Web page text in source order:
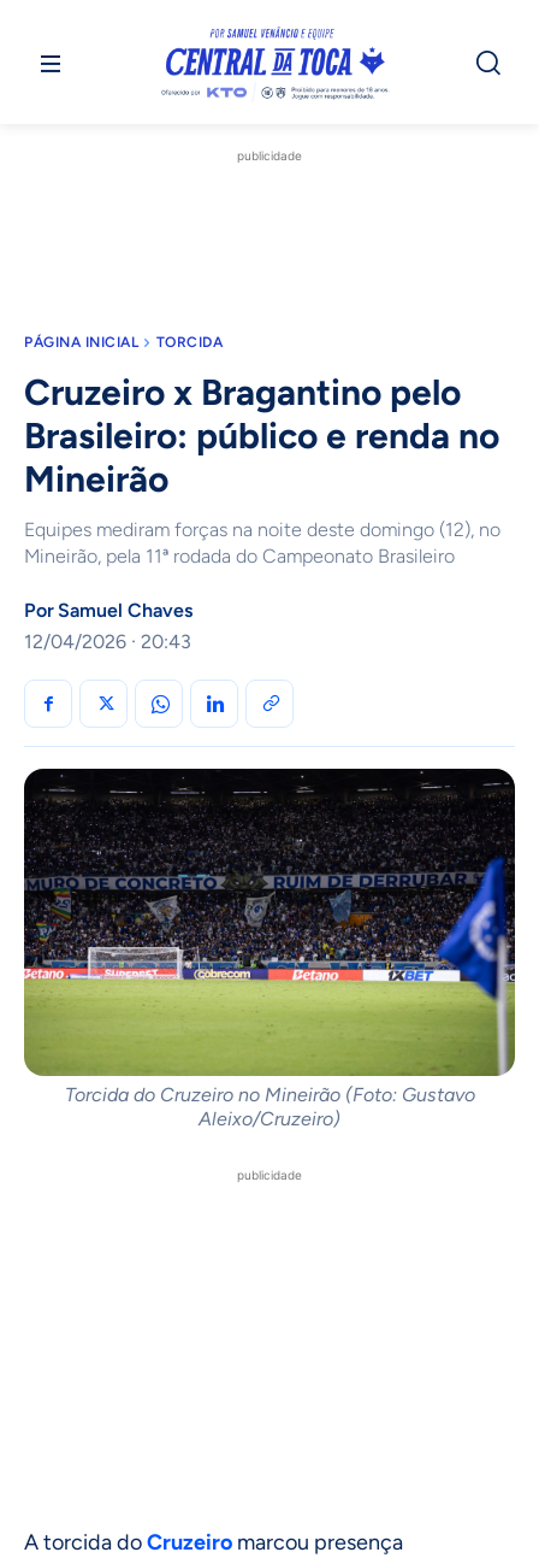
publicidade
PÁGINA INICIAL TORCIDA
Cruzeiro x Bragantino pelo
Brasileiro: público e renda no
Mineirão
Equipes mediram forças na noite deste domingo (12), no
Mineirão, pela 11ª rodada do Campeonato Brasileiro
Por Samuel Chaves
12/04/2026 · 20:43
Torcida do Cruzeiro no Mineirão (Foto: Gustavo
Aleixo/Cruzeiro)
publicidade
A torcida doCruzeiro marcou presença